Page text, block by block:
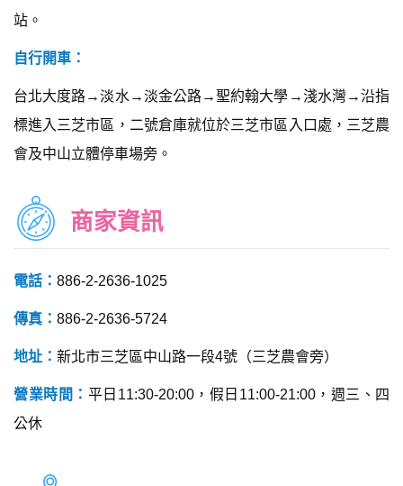
站。
自行開車：
台北大度路→淡水→淡金公路→聖約翰大學→淺水灣→沿指
標進入三芝市區，二號倉庫就位於三芝市區入口處，三芝農
會及中山立體停車場旁。
商家資訊
電話： 886-2-2636-1025
傳真： 886-2-2636-5724
地址： 新北市三芝區中山路一段4號（三芝農會旁）
營業時間： 平日11:30-20:00，假日11:00-21:00，週三、四
公休